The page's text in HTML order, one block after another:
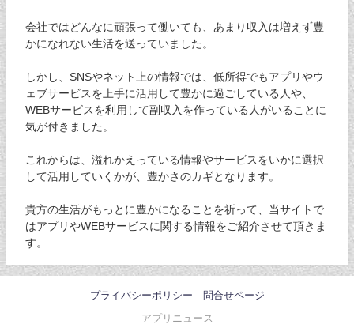
会社ではどんなに頑張って働いても、あまり収入は増えず豊
かになれない生活を送っていました。
しかし、SNSやネット上の情報では、低所得でもアプリやウ
ェブサービスを上手に活用して豊かに過ごしている人や、
WEBサービスを利用して副収入を作っている人がいることに
気が付きました。
これからは、溢れかえっている情報やサービスをいかに選択
して活用していくかが、豊かさのカギとなります。
貴方の生活がもっとに豊かになることを祈って、当サイトで
はアプリやWEBサービスに関する情報をご紹介させて頂きま
す。
プライバシーポリシー 問合せページ
アプリニュース